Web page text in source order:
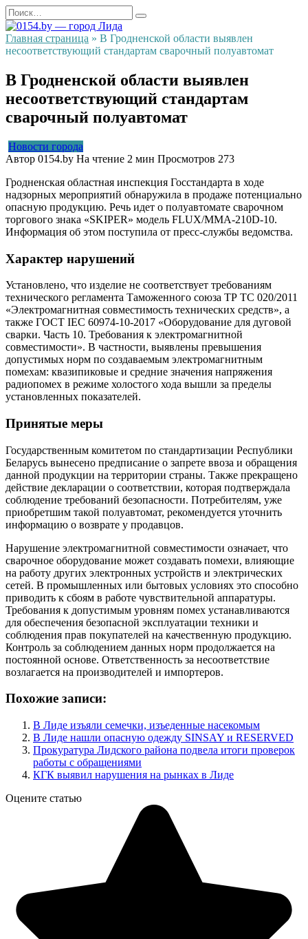
Перейти
к
содержанию
Search
for:
Главная страница » В Гродненской области выявлен
несоответствующий стандартам сварочный полуавтомат
В Гродненской области выявлен
несоответствующий стандартам
сварочный полуавтомат
Новости города
Автор 0154.by На чтение 2 мин Просмотров 273
Гродненская областная инспекция Госстандарта в ходе
надзорных мероприятий обнаружила в продаже потенциально
опасную продукцию. Речь идет о полуавтомате сварочном
торгового знака «SKIPER» модель FLUX/MMA-210D-10.
Информация об этом поступила от пресс-службы ведомства.
Характер нарушений
Установлено, что изделие не соответствует требованиям
технического регламента Таможенного союза ТР ТС 020/2011
«Электромагнитная совместимость технических средств», а
также ГОСТ IEC 60974-10-2017 «Оборудование для дуговой
сварки. Часть 10. Требования к электромагнитной
совместимости». В частности, выявлены превышения
допустимых норм по создаваемым электромагнитным
помехам: квазипиковые и средние значения напряжения
радиопомех в режиме холостого хода вышли за пределы
установленных показателей.
Принятые меры
Государственным комитетом по стандартизации Республики
Беларусь вынесено предписание о запрете ввоза и обращения
данной продукции на территории страны. Также прекращено
действие декларации о соответствии, которая подтверждала
соблюдение требований безопасности. Потребителям, уже
приобретшим такой полуавтомат, рекомендуется уточнить
информацию о возврате у продавцов.
Нарушение электромагнитной совместимости означает, что
сварочное оборудование может создавать помехи, влияющие
на работу других электронных устройств и электрических
сетей. В промышленных или бытовых условиях это способно
приводить к сбоям в работе чувствительной аппаратуры.
Требования к допустимым уровням помех устанавливаются
для обеспечения безопасной эксплуатации техники и
соблюдения прав покупателей на качественную продукцию.
Контроль за соблюдением данных норм продолжается на
постоянной основе. Ответственность за несоответствие
возлагается на производителей и импортеров.
Похожие записи:
В Лиде изъяли семечки, изъеденные насекомым
В Лиде нашли опасную одежду SINSAY и RESERVED
Прокуратура Лидского района подвела итоги проверок
работы с обращениями
КГК выявил нарушения на рынках в Лиде
Оцените статью